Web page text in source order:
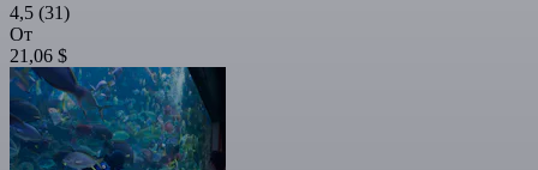
4,5 (31)
От
21,06 $